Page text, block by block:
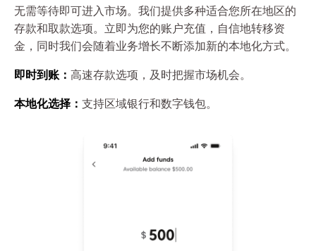
无需等待即可进入市场。我们提供多种适合您所在地区的
存款和取款选项。立即为您的账户充值，自信地转移资
金，同时我们会随着业务增长不断添加新的本地化方式。
即时到账： 高速存款选项，及时把握市场机会。
本地化选择： 支持区域银行和数字钱包。